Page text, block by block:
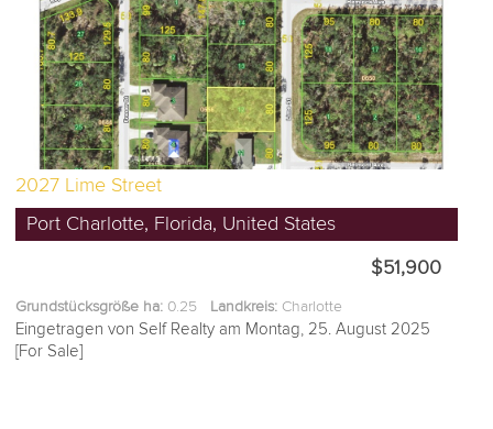
2027 Lime Street
Port Charlotte, Florida, United States
$51,900
Grundstücksgröße ha: 0.25 Landkreis: Charlotte
Eingetragen von Self Realty am Montag, 25. August 2025
[For Sale]